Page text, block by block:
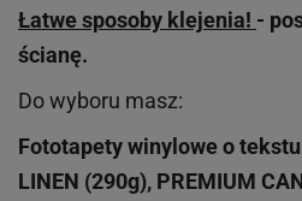
Łatwe sposoby klejenia! -
ścianę.
Do wyboru masz:
Fototapety winylowe o
LINEN (290g), PREMIUM